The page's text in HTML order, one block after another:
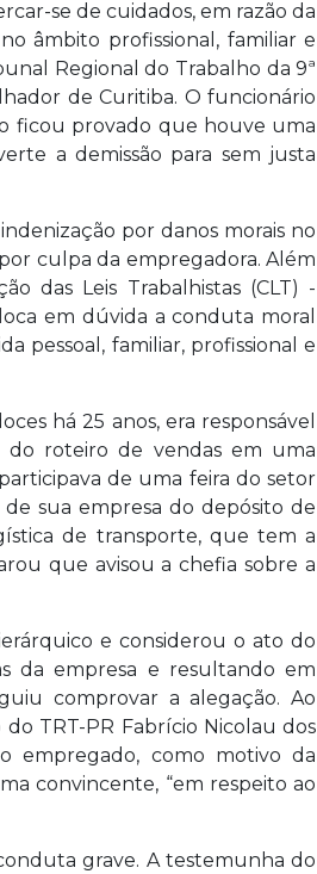
se de cuidados, em razão da
âmbito profissional, familiar e
Regional do Trabalho da 9ª
de Curitiba. O funcionário
ficou provado que houve uma
a demissão para sem justa
por danos morais no
culpa da empregadora. Além
das Leis Trabalhistas (CLT) -
em dúvida a conduta moral
pessoal, familiar, profissional e
há 25 anos, era responsável
roteiro de vendas em uma
de uma feira do setor
sua empresa do depósito de
de transporte, que tem a
que avisou a chefia sobre a
e considerou o ato do
da empresa e resultando em
comprovar a alegação. Ao
TRT-PR Fabrício Nicolau dos
empregado, como motivo da
convincente, “em respeito ao
grave. A testemunha do